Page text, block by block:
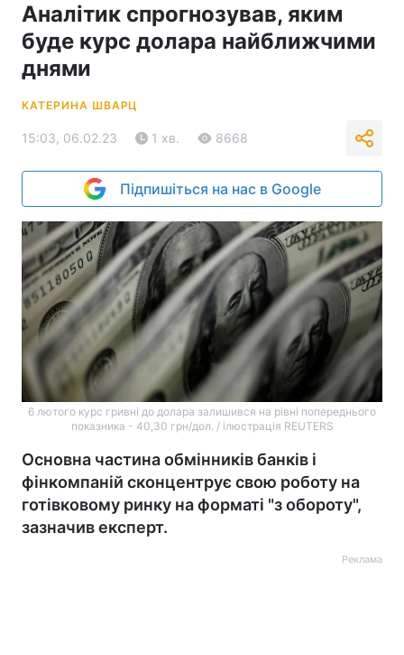
Аналітик спрогнозував, яким
буде курс долара найближчими
днями
КАТЕРИНА ШВАРЦ
15:03, 06.02.23 1 хв. 8668
Підпишіться на нас в Google
6 лютого курс гривні до долара залишився на рівні попереднього
показника - 40,30 грн/дол. / ілюстрація REUTERS
Основна частина обмінників банків і
фінкомпаній сконцентрує свою роботу на
готівковому ринку на форматі "з обороту",
зазначив експерт.
Реклама